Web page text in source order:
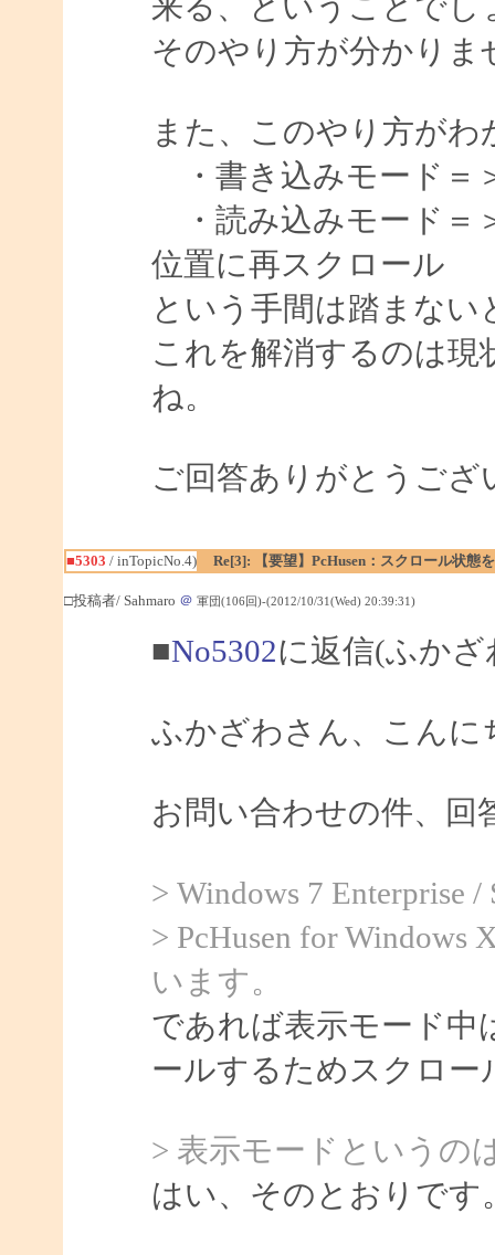
そのやり方が分かりま
また、このやり方が
・書き込みモード＝
・読み込みモード＝
位置に再スクロール
という手間は踏まな
これを解消するのは
ね。
ご回答ありがとうござ
■5303 / inTopicNo.4) Re[3]: 【要望】PcHusen：スクロール状態
□投稿者/ Sahmaro ＠ 軍団(106回)-(2012/10/31(Wed) 20:39:31)
■No5302に返信(ふか
ふかざわさん、こんに
お問い合わせの件、回
> Windows 7 Enterprise
> PcHusen for Windows
います。
であれば表示モード中
ールするためスクロー
> 表示モードというの
はい、そのとおりです